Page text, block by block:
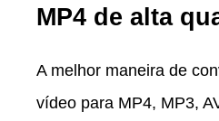
MP4 de alta
A melhor maneira de
vídeo para MP4, MP3,